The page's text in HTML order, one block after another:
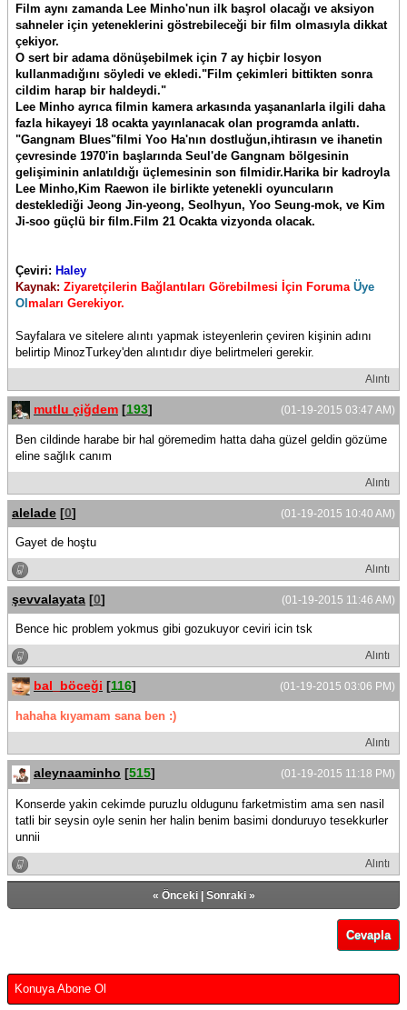
Film aynı zamanda Lee Minho'nun ilk başrol olacağı ve aksiyon
sahneler için yeteneklerini göstrebileceği bir film olmasıyla dikkat
çekiyor.
O sert bir adama dönüşebilmek için 7 ay hiçbir losyon
kullanmadığını söyledi ve ekledi."Film çekimleri bittikten sonra
cildim harap bir haldeydi."
Lee Minho ayrıca filmin kamera arkasında yaşananlarla ilgili daha
fazla hikayeyi 18 ocakta yayınlanacak olan programda anlattı.
"Gangnam Blues"filmi Yoo Ha'nın dostluğun,ihtirasın ve ihanetin
çevresinde 1970'in başlarında Seul'de Gangnam bölgesinin
gelişiminin anlatıldığı üçlemesinin son filmidir.Harika bir kadroyla
Lee Minho,Kim Raewon ile birlikte yetenekli oyuncuların
desteklediği Jeong Jin-yeong, Seolhyun, Yoo Seung-mok, ve Kim
Ji-soo güçlü bir film.Film 21 Ocakta vizyonda olacak.
Çeviri: Haley
Kaynak: Ziyaretçilerin Bağlantıları Görebilmesi İçin Foruma Üye
Ol maları Gerekiyor.
Sayfalara ve sitelere alıntı yapmak isteyenlerin çeviren kişinin adını
belirtip MinozTurkey'den alıntıdır diye belirtmeleri gerekir.
Alıntı
(01-19-2015 03:47 AM)
mutlu çiğdem [193]
Ben cildinde harabe bir hal göremedim hatta daha güzel geldin gözüme
eline sağlık canım
Alıntı
(01-19-2015 10:40 AM)
alelade [0]
Gayet de hoştu
Alıntı
(01-19-2015 11:46 AM)
şevvalayata [0]
Bence hic problem yokmus gibi gozukuyor ceviri icin tsk
Alıntı
(01-19-2015 03:06 PM)
bal_böceği [116]
hahaha kıyamam sana ben :)
Alıntı
(01-19-2015 11:18 PM)
aleynaaminho [515]
Konserde yakin cekimde puruzlu oldugunu farketmistim ama sen nasil
tatli bir seysin oyle senin her halin benim basimi donduruyo tesekkurler
unnii
Alıntı
« Önceki| Sonraki»
Cevapla
Konuya Abone Ol